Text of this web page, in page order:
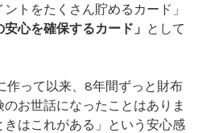
トをたくさん貯めるカード」
安心を確保するカード」 として
作って以来、8年間ずっと財布
お世話になったことはありま
はこれがある」という安心感